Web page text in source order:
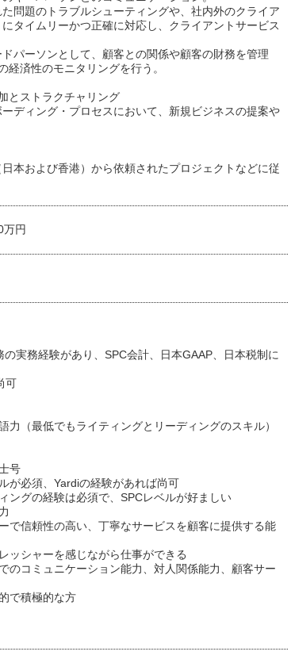
問題のトラブルシューティングや、社内外のクライア
タイムリーかつ正確に対応し、クライアントサービス
パーソンとして、顧客との関係や顧客の財務を管理
経済性のモニタリングを行う。
とストラクチャリング
ディング・プロセスにおいて、新規ビジネスの提案や
本および香港）から依頼されたプロジェクトなどに従
万円
実務経験があり、SPC会計、日本GAAP、日本税制に
可
力（最低でもライティングとリーディングのスキル）
号
が必須、Yardiの経験があれば尚可
ングの経験は必須で、SPCレベルが好ましい
で信頼性の高い、丁寧なサービスを顧客に提供する能
ッシャーを感じながら仕事ができる
のコミュニケーション能力、対人関係能力、顧客サー
で積極的な方